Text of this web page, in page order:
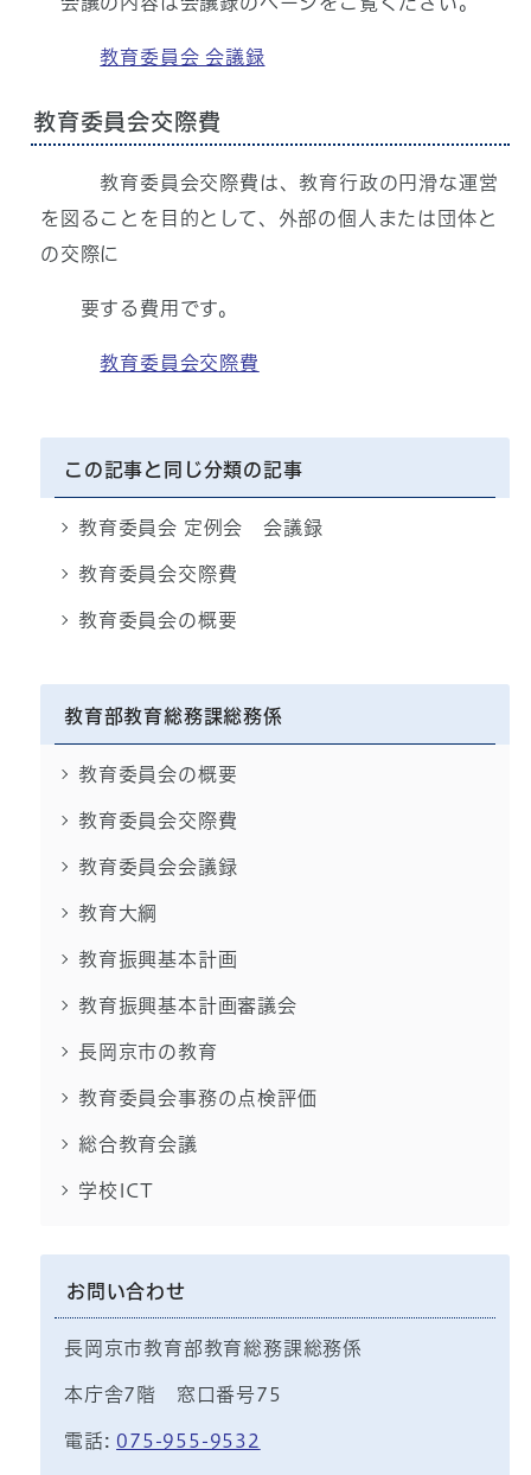
教育委員会 会議録
教育委員会交際費
教育委員会交際費は、教育行政の円滑な運営
を図ることを目的として、外部の個人または団体と
の交際に
要する費用です。
教育委員会交際費
この記事と同じ分類の記事
教育委員会 定例会 会議録
教育委員会交際費
教育委員会の概要
教育部教育総務課総務係
教育委員会の概要
教育委員会交際費
教育委員会会議録
教育大綱
教育振興基本計画
教育振興基本計画審議会
長岡京市の教育
教育委員会事務の点検評価
総合教育会議
学校ICT
お問い合わせ
長岡京市教育部教育総務課総務係
本庁舎7階 窓口番号75
電話: 075-955-9532